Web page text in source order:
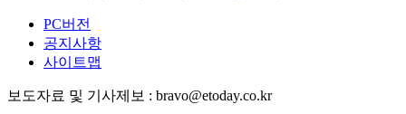
PC버전
공지사항
사이트맵
보도자료 및 기사제보 : bravo@etoday.co.kr